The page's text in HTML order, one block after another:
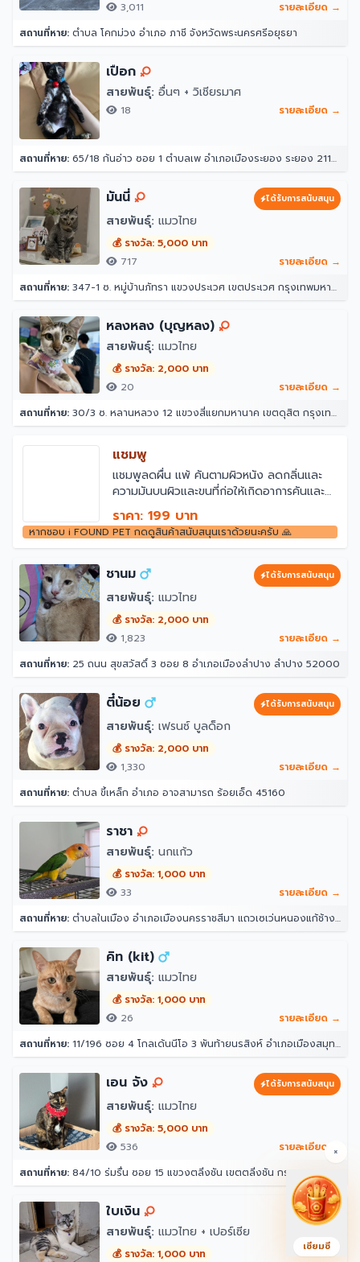
3,011
รายละเอียด →
สถานที่หาย: ตำบล โคกม่วง อำเภอ ภาชี จังหวัดพระนครศรีอยุธยา
เปือก
สายพันธุ์: อื่นๆ + วิเชียรมาศ
18 รายละเอียด →
สถานที่หาย: 65/18 ก้นอ่าว ซอย 1 ตำบลเพ อำเภอเมืองระยอง ระยอง 21160
มันนี่ ได้รับการสนับสนุน
สายพันธุ์: แมวไทย
💰 รางวัล: 5,000 บาท
717
รายละเอียด →
สถานที่หาย: 347-1 ซ. หมู่บ้านภัทรา แขวงประเวศ เขตประเวศ กรุงเทพมหานคร 10250
หลงหลง (บุญหลง)
สายพันธุ์: แมวไทย
💰 รางวัล: 2,000 บาท
20
รายละเอียด →
สถานที่หาย: 30/3 ซ. หลานหลวง 12 แขวงสี่แยกมหานาค เขตดุสิต กรุงเทพมหานคร 10300
แชมพู
แชมพูลดผื่น แพ้ คันตามผิวหนัง ลดกลิ่นและ
ความมันบนผิวและขนที่ก่อให้เกิดอาการคันและ
กลิ่นไม่พึงประสงค์ใช้สารสกัดจากธรรมชาติ ไม่มี
พาราเบน
ราคา: 199 บาท
หากชอบ i FOUND PET กดดูสินค้าสนับสนุนเราด้วยนะครับ 🙏
ชานม ได้รับการสนับสนุน
สายพันธุ์: แมวไทย
💰 รางวัล: 2,000 บาท
1,823
รายละเอียด →
สถานที่หาย: 25 ถนน สุขสวัสดิ์ 3 ซอย 8 อำเภอเมืองลำปาง ลำปาง 52000
ตี๋น้อย ได้รับการสนับสนุน
สายพันธุ์: เฟรนซ์ บูลด็อก
💰 รางวัล: 2,000 บาท
1,330
รายละเอียด →
สถานที่หาย: ตำบล ขี้เหล็ก อำเภอ อาจสามารถ ร้อยเอ็ด 45160
ราชา
สายพันธุ์: นกแก้ว
💰 รางวัล: 1,000 บาท
33
รายละเอียด →
สถานที่หาย: ตำบลในเมือง อำเภอเมืองนครราชสีมา แถวเซเว่นหนองแก้ช้าง ศาลาชุมชนพานิชเจริญ นครราชสีมา 30000
คิท (kit)
สายพันธุ์: แมวไทย
💰 รางวัล: 1,000 บาท
26
รายละเอียด →
สถานที่หาย: 11/196 ซอย 4 โกลเด้นนีโอ 3 พันท้ายนรสิงห์ อำเภอเมืองสมุทรสาคร สมุทรสาคร 74000
เอน จัง ได้รับการสนับสนุน
สายพันธุ์: แมวไทย
💰 รางวัล: 5,000 บาท
536
รายละเอียด →
สถานที่หาย: 84/10 ร่มรื่น ซอย 15 แขวงตลิ่งชัน เขตตลิ่งชัน กรุงเทพมหานคร 10170
ใบเงิน
สายพันธุ์: แมวไทย + เปอร์เซีย
💰 รางวัล: 1,000 บาท
×
เซียมซี